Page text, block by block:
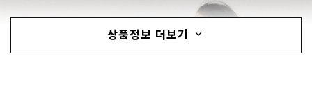
상품정보 더보기